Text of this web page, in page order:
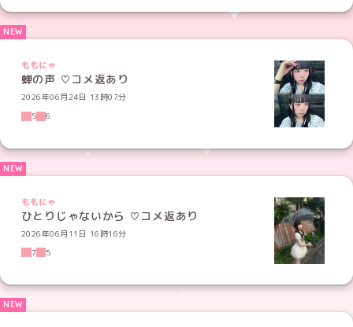
ももにゃ
蝉の声 ♡コメ返あり
2026年06月24日 13時07分
5
6
ももにゃ
ひとりじゃないから ♡コメ返あり
2026年06月11日 16時16分
7
5